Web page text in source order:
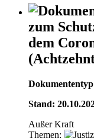
zum
dem
Stand:
Außer Kraft
Themen: